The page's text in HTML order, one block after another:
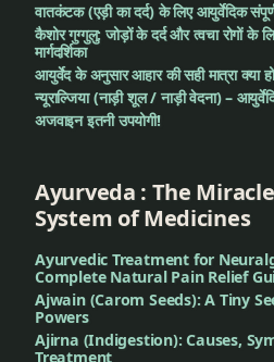
वातकंटक (एड़ी का दर्द) के लिए आयुर्वेदिक
कैशोर गुग्गुलु: जोड़ों के दर्द और त्वचा रोगों के
मार्गदर्शिका
आयुर्वेद के अनुसार आहार की सही मात्रा क्या
न्यूराल्जिया (नाड़ी शूल / नाड़ी वेदना) –
अजवाइन इतनी उपयोगी!
Ayurveda : The
System of Medicines
Ayurvedic Treatment for
Complete Natural Pain Relief
Ajwain (Carom Seeds): A Tiny
Powers
Ajirna (Indigestion): Causes,
Treatment